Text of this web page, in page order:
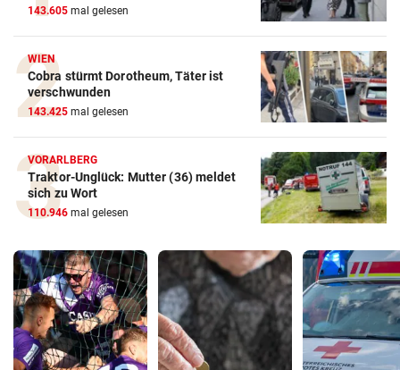
143.605 mal gelesen
WIEN
Cobra stürmt Dorotheum, Täter ist
verschwunden
143.425 mal gelesen
VORARLBERG
Traktor-Unglück: Mutter (36) meldet
sich zu Wort
110.946 mal gelesen